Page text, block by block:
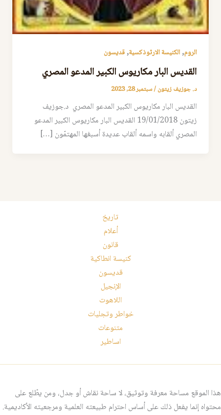
الروم,الكنيسة الارثوذكسية,قديسون
القديس البار مكاريوس الكبير المدعو المصري
د. جوزيف زيتون/سبتمبر 28, 2023
القديس البار مكاريوس الكبير المدعو المصري د.جوزيف
زيتون 19/01/2018 القديس البار مكاريوس الكبير المدعو
المصري ألقابه واسمه ألقاب عديدة أسبغها المهتمّون […]
تاريخ
أعلام
قانون
كنيسة انطاكية
قديسون
الإنجيل
اللاهوت
خواطر وتجليات
متنوعات
اساطير
هذا الموقع مساحة معرفة وتوثيق، لا ساحة نقاش أو جدل، ومن يطّلع على
محتواه إنما يفعل ذلك على أساس احترام طبيعته العلمية ومرجعيته الأكاديمية.